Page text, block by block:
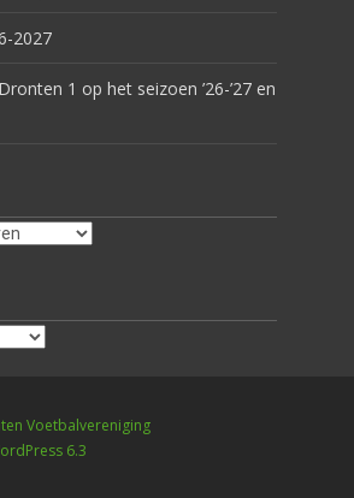
2027
1 op het seizoen ’26-’27 en
Voetbalvereniging
6.3